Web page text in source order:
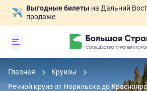
Выгодные билеты на Дальний
продаже
Главная
Круизы
Речной круиз от Норильска до